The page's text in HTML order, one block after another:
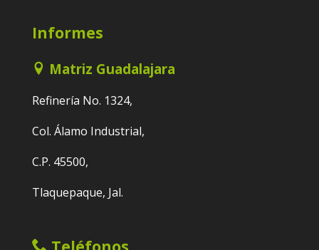
Informes
Matriz Guadalajara
Refinería No. 1324,
Col. Álamo Industrial,
C.P. 45500,
Tlaquepaque, Jal.